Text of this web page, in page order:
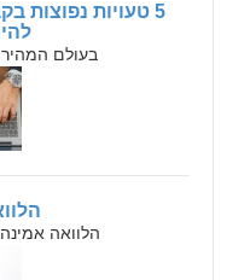
5 טעויות נפוצות
בעולם המהיר
הלוואה